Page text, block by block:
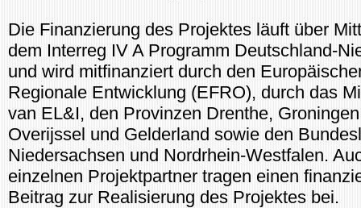
Die Finanzierung des Projektes läuft über
dem Interreg IV A Programm Deutschland-
und wird mitfinanziert durch den
Regionale Entwicklung (EFRO), durch das
van EL&I, den Provinzen Drenthe,
Overijssel und Gelderland sowie den
Niedersachsen und Nordrhein-Westfalen.
einzelnen Projektpartner tragen einen
Beitrag zur Realisierung des Projektes bei.